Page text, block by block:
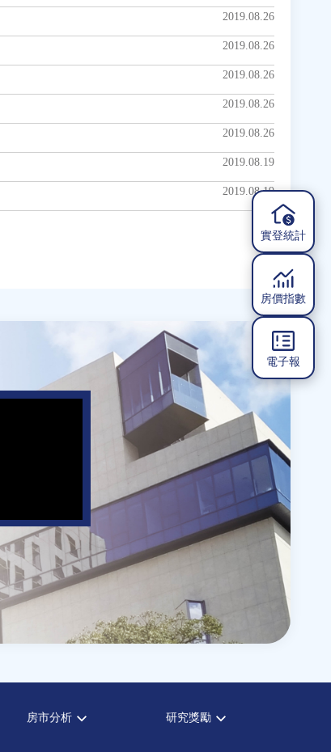
2019.08.26
2019.08.26
2019.08.26
2019.08.26
2019.08.26
2019.08.19
2019.08.19
房市分析 研究獎勵
實登統計
房價指數
電子報